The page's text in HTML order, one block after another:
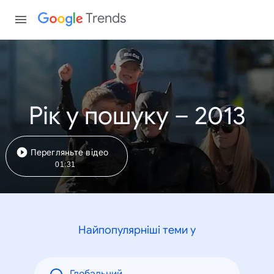
Trends
Рік у пошуку – 2013
Перегляньте відео
01:31
Найпопулярніші теми у